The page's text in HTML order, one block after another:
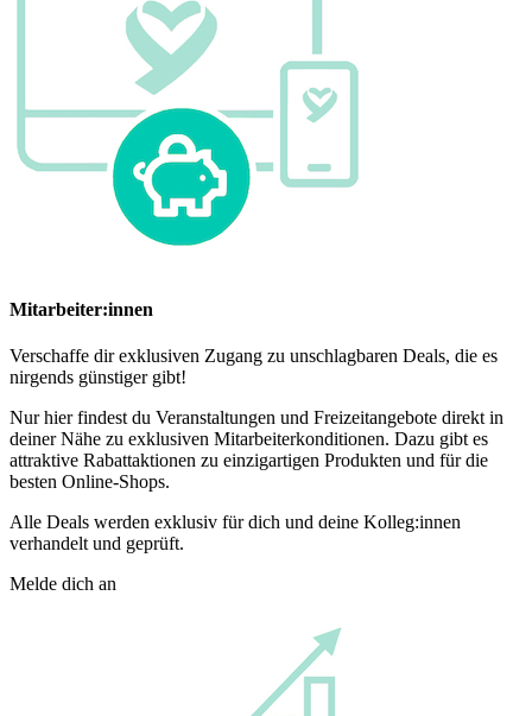
Mitarbeiter:innen
Verschaffe dir exklusiven Zugang zu unschlagbaren Deals, die es
nirgends günstiger gibt!
Nur hier findest du Veranstaltungen und Freizeitangebote direkt in
deiner Nähe zu exklusiven Mitarbeiterkonditionen. Dazu gibt es
attraktive Rabattaktionen zu einzigartigen Produkten und für die
besten Online-Shops.
Alle Deals werden exklusiv für dich und deine Kolleg:innen
verhandelt und geprüft.
Melde dich an